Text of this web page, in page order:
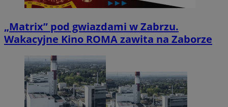
„Matrix” pod gwiazdami w Zabrzu.
Wakacyjne Kino ROMA zawita na Zaborze